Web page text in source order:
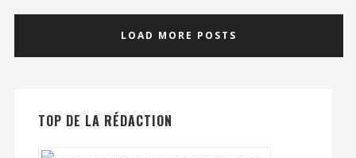
LOAD MORE POSTS
TOP DE LA RÉDACTION